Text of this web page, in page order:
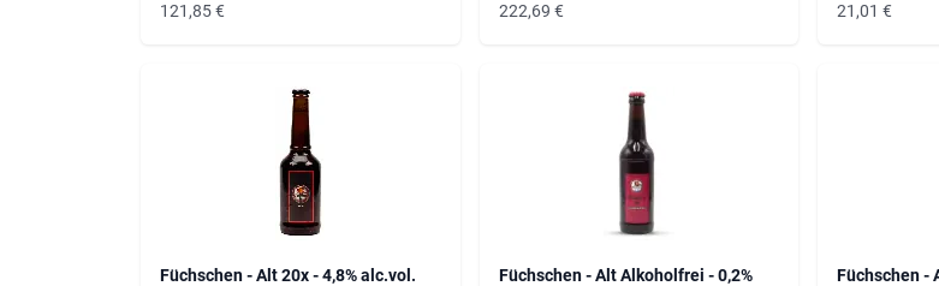
121,85€
222,69 €
21,01 €
Füchschen - Alt 20x - 4,8% alc.vol.
Füchschen - Alt Alkoholfrei - 0,2%
Füchschen -